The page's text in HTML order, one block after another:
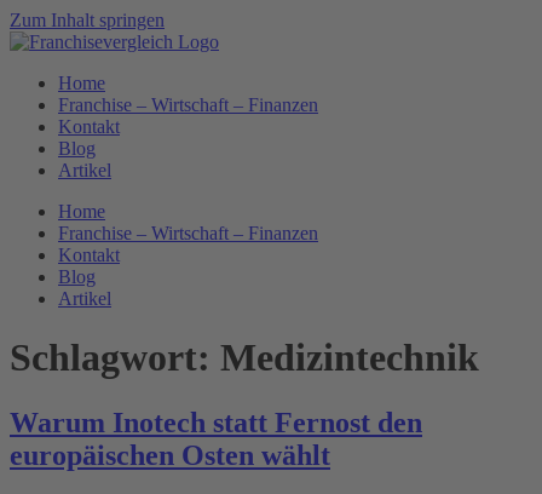
Zum Inhalt springen
Home
Franchise – Wirtschaft – Finanzen
Kontakt
Blog
Artikel
Home
Franchise – Wirtschaft – Finanzen
Kontakt
Blog
Artikel
Schlagwort: Medizintechnik
Warum Inotech statt Fernost den
europäischen Osten wählt